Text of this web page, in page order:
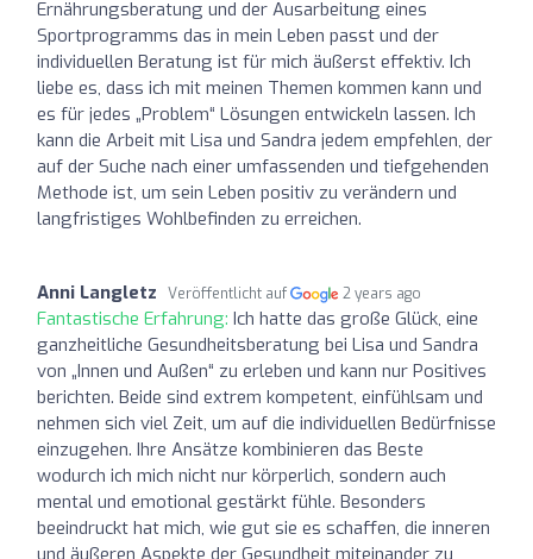
Ernährungsberatung und der Ausarbeitung eines
Sportprogramms das in mein Leben passt und der
individuellen Beratung ist für mich äußerst effektiv. Ich
liebe es, dass ich mit meinen Themen kommen kann und
es für jedes „Problem“ Lösungen entwickeln lassen. Ich
kann die Arbeit mit Lisa und Sandra jedem empfehlen, der
auf der Suche nach einer umfassenden und tiefgehenden
Methode ist, um sein Leben positiv zu verändern und
langfristiges Wohlbefinden zu erreichen.
Anni Langletz Veröffentlicht auf 2 years ago
Fantastische Erfahrung: Ich hatte das große Glück, eine
ganzheitliche Gesundheitsberatung bei Lisa und Sandra
von „Innen und Außen“ zu erleben und kann nur Positives
berichten. Beide sind extrem kompetent, einfühlsam und
nehmen sich viel Zeit, um auf die individuellen Bedürfnisse
einzugehen. Ihre Ansätze kombinieren das Beste
wodurch ich mich nicht nur körperlich, sondern auch
mental und emotional gestärkt fühle. Besonders
beeindruckt hat mich, wie gut sie es schaffen, die inneren
und äußeren Aspekte der Gesundheit miteinander zu